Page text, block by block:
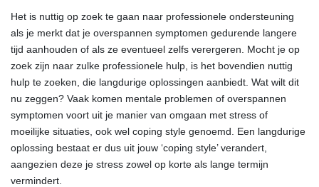
Het is nuttig op zoek te gaan naar professionele ondersteuning
als je merkt dat je overspannen symptomen gedurende langere
tijd aanhouden of als ze eventueel zelfs verergeren. Mocht je op
zoek zijn naar zulke professionele hulp, is het bovendien nuttig
hulp te zoeken, die langdurige oplossingen aanbiedt. Wat wilt dit
nu zeggen? Vaak komen mentale problemen of overspannen
symptomen voort uit je manier van omgaan met stress of
moeilijke situaties, ook wel coping style genoemd. Een langdurige
oplossing bestaat er dus uit jouw ‘coping style’ verandert,
aangezien deze je stress zowel op korte als lange termijn
vermindert.